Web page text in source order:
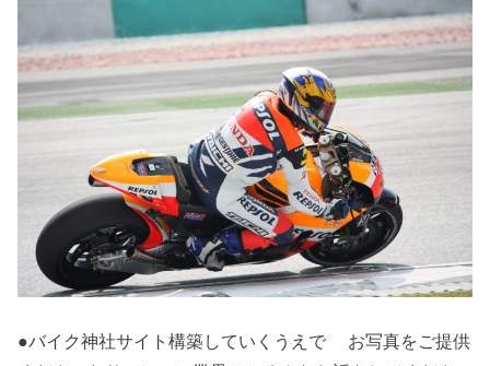
●バイク神社サイト構築していくうえで お写真をご提供